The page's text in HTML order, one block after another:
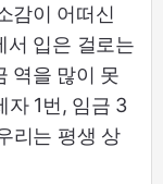
감이 어떠신
서 입은 걸로는
역을 많이 못
자 1번, 임금 3
리는 평생 상